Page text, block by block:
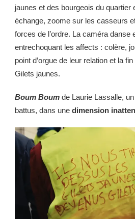
jaunes et des bourgeois du quartier
échange, zoome sur les casseurs
forces de l’ordre. La caméra danse
entrechoquant les affects : colère,
point d’orgue de leur relation et la
Gilets jaunes.
Boum Boum de Laurie Lassalle,
battus, dans une dimension